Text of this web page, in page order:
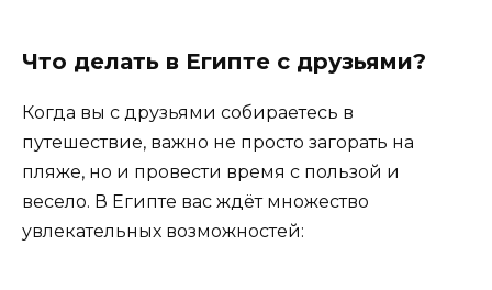
Что делать в Египте с друзьями?
Когда вы с друзьями собираетесь в
путешествие, важно не просто загорать на
пляже, но и провести время с пользой и
весело. В Египте вас ждёт множество
увлекательных возможностей: